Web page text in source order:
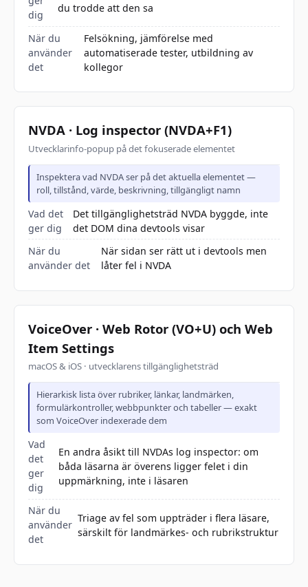
dig
du trodde att den sa
När du
använder
det
Felsökning, jämförelse med
automatiserade tester, utbildning av
kollegor
NVDA · Log inspector (NVDA+F1)
Utvecklarinfo-popup på det fokuserade elementet
Inspektera vad NVDA ser på det aktuella elementet —
roll, tillstånd, värde, beskrivning, tillgängligt namn
Vad det
ger dig
Det tillgänglighetsträd NVDA byggde, inte
det DOM dina devtools visar
När du
använder det
När sidan ser rätt ut i devtools men
låter fel i NVDA
VoiceOver · Web Rotor (VO+U) och Web
Item Settings
macOS & iOS · utvecklarens tillgänglighetsträd
Hierarkisk lista över rubriker, länkar, landmärken,
formulärkontroller, webbpunkter och tabeller — exakt
som VoiceOver indexerade dem
Vad
det
ger
dig
En andra åsikt till NVDAs log inspector: om
båda läsarna är överens ligger felet i din
uppmärkning, inte i läsaren
När du
använder
det
Triage av fel som uppträder i flera läsare,
särskilt för landmärkes- och rubrikstruktur